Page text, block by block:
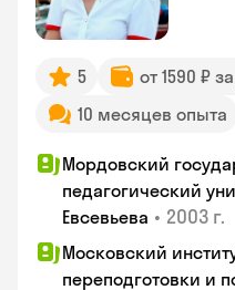
5
от 1590 ₽
10 месяцев опыта
Мордовский
педагогический
Евсевьева • 2003 г.
Московский
переподготовки и